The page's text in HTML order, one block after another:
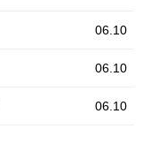
06.10
06.10
06.10